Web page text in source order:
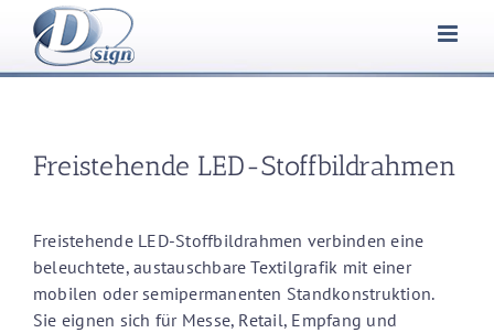
Inhalt
springen
Freistehende LED-Stoffbildrahmen
Freistehende LED-Stoffbildrahmen verbinden eine
beleuchtete, austauschbare Textilgrafik mit einer
mobilen oder semipermanenten Standkonstruktion.
Sie eignen sich für Messe, Retail, Empfang und